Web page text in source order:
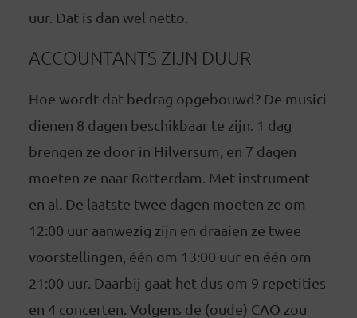
uur. Dat is dan wel netto.
ACCOUNTANTS ZIJN DUUR
Hoe wordt dat bedrag opgebouwd? De musici
dienen 8 dagen beschikbaar te zijn. 1 dag
brengen ze door in Hilversum, en 7 dagen
moeten ze naar Rotterdam. Met instrument
en al. De laatste twee dagen moeten ze om
12:00 uur aanwezig zijn en draaien ze twee
voorstellingen, één om 13:00 uur en één om
21:00 uur. Daarbij gaat het dus om 9 repetities
en 4 concerten. Volgens de (oude) CAO zou